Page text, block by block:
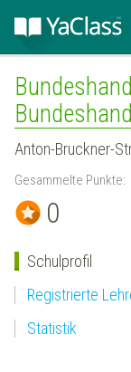
Anton-Bruckner-
Gesammelte Punkte:
0
Schulprofil
Registrierte
Statistik